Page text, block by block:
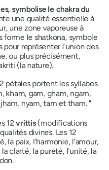
symbolise le chakra du
une qualité essentielle à
une zone vaporeuse à
le shatkona, symbole
pour représenter l'union des
ou plus précisément,
(la nature).
pétales portent les syllabes
kham, gam, gham, ngam,
nyam, tam et tham. "
12vrittis(modifications
divines. Les 12
la paix, l'harmonie, l'amour,
clarté, la pureté, l'unité, la